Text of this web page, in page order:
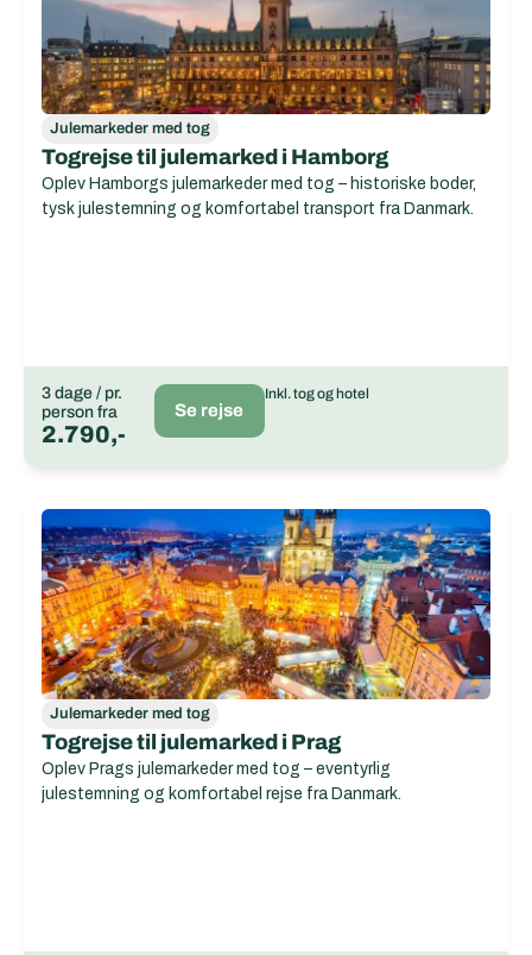
Julemarkeder med tog
Togrejse til julemarked i Hamborg
Oplev Hamborgs julemarkeder med tog – historiske boder,
tysk julestemning og komfortabel transport fra Danmark.
3 dage / pr.
person fra
2.790,-
Se rejse
Inkl. tog og hotel
Julemarkeder med tog
Togrejse til julemarked i Prag
Oplev Prags julemarkeder med tog – eventyrlig
julestemning og komfortabel rejse fra Danmark.